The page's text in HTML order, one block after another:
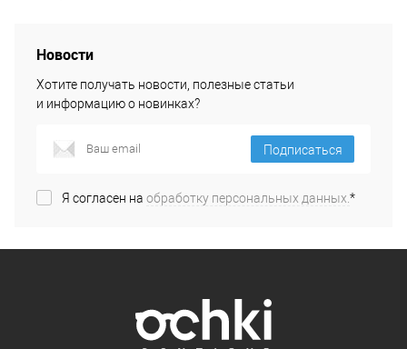
Новости
Хотите получать новости, полезные статьи
и информацию о новинках?
Подписаться
Я согласен на обработку персональных данных.*